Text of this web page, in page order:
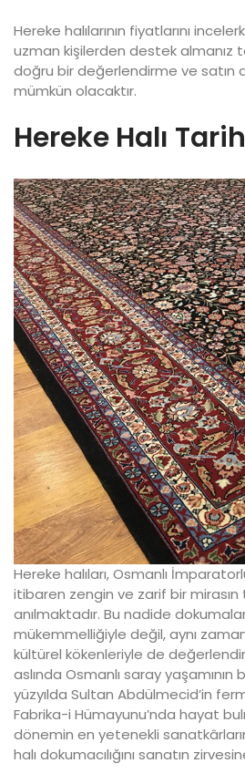
Hereke halılarının fiyatlarını
uzman kişilerden destek almanız
doğru bir değerlendirme ve satın
mümkün olacaktır.
Hereke Halı
Hereke halıları, Osmanlı
itibaren zengin ve zarif bir
anılmaktadır. Bu nadide
mükemmelliğiyle değil, aynı
kültürel kökenleriyle de
aslında Osmanlı saray yaşamının
yüzyılda Sultan Abdülmecid’in
Fabrika-i Hümayunu’nda hayat
dönemin en yetenekli
halı dokumacılığını sanatın